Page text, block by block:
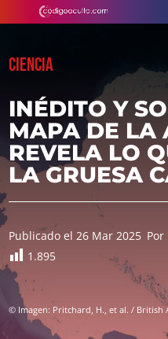
CIENCIA
INÉDITO Y
MAPA DE LA
REVELA LO
LA GRUESA
Publicado el 26 Mar 2025 Por
1.895
© Imagen: Pritchard, H., et al. / British